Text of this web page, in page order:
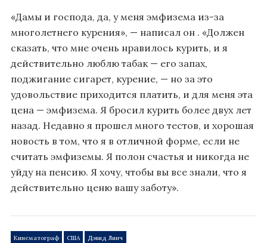
«Дамы и господа, да, у меня эмфизема из-за
многолетнего курения», — написал он . «Должен
сказать, что мне очень нравилось курить, и я
действительно люблю табак — его запах,
поджигание сигарет, курение, — но за это
удовольствие приходится платить, и для меня эта
цена — эмфизема. Я бросил курить более двух лет
назад. Недавно я прошел много тестов, и хорошая
новость в том, что я в отличной форме, если не
считать эмфиземы. Я полон счастья и никогда не
уйду на пенсию. Я хочу, чтобы вы все знали, что я
действительно ценю вашу заботу».
Кинематограф США Дэвид Линч